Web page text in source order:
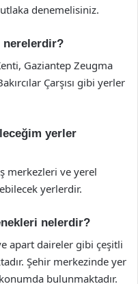
denemelisiniz.
nerelerdir?
Gaziantep Zeugma
Çarşısı gibi yerler
yerler
merkezleri ve yerel
yerlerdir.
nelerdir?
apart daireler gibi çeşitli
Şehir merkezinde yer
bulunmaktadır.